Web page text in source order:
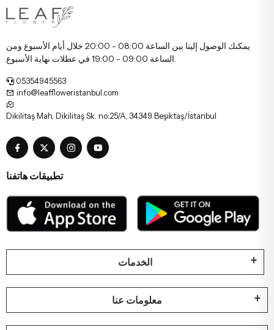
يمكنك الوصول إلينا بين الساعة 08:00 - 20:00 خلال أيام الأسبوع ومن
الساعة 09:00 - 19:00 في عطلات نهاية الأسبوع.
05354945563
info@leaffloweristanbul.com
Dikilitaş Mah, Dikilitaş Sk. no:25/A, 34349 Beşiktaş/İstanbul
تطبيقات هاتفنا
الخدمات
معلومات عنا